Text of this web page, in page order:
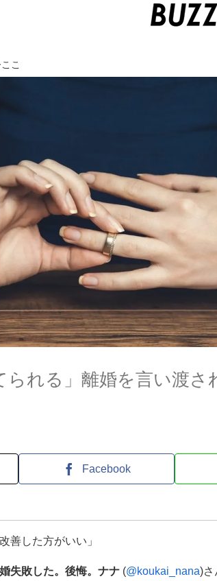
こ
られる」離婚を言い渡さ
Facebook
善した方がいい」
失敗した。後悔。ナナ (@koukai_nana)さ